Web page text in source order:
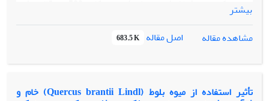
2/1 و 6/1 درصد عصاره الکلی تفاله لیموترش به آب آشامیدنی از
دو روزگی تا پایان دوره پرورش بودند. افزودن عصاره‌ تأثیر
نداشت. ایمونوگلبولین‌های کل تحت تاثیر تیمارهای آزمایشی قرار
بیشتر
مشاهده مقاله
اصل مقاله 683.5 K
تأثیر استفاده از میوه بلوط (Quercus brantii Lindl) خام و